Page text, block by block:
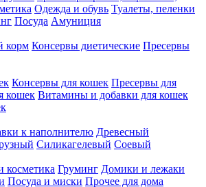
Одежда и обувь Туалеты, пеленки
Посуда Амуниция
корм Консервы диетические Пресервы
Консервы для кошек Пресервы для
кошек Витамины и добавки для кошек
к наполнителю Древесный
Силикагелевый Соевый
косметика Груминг Домики и лежаки
Посуда и миски Прочее для дома